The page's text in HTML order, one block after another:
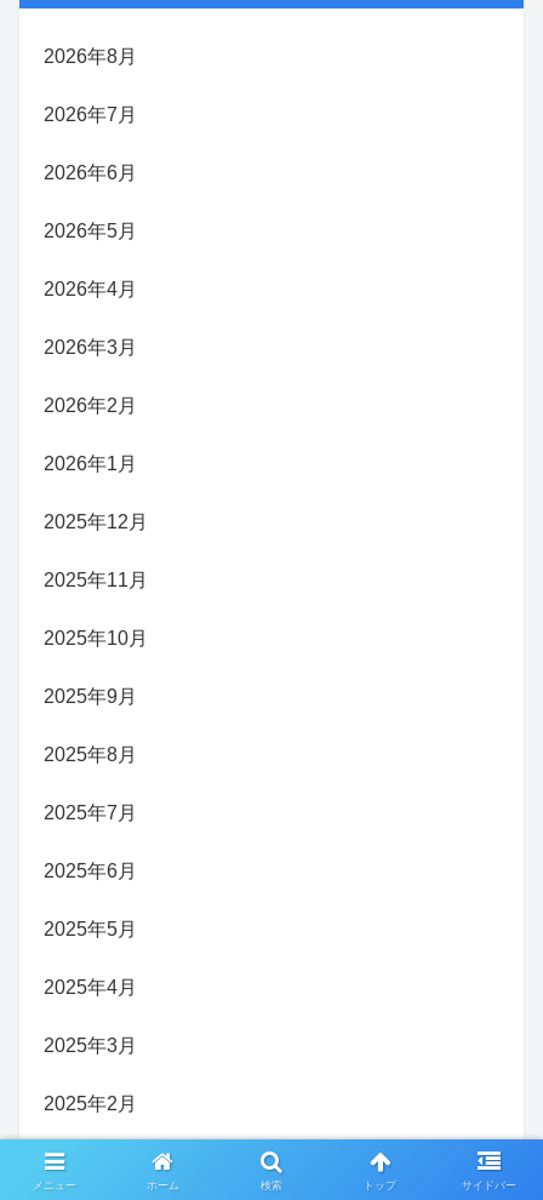
2026年8月
2026年7月
2026年6月
2026年5月
2026年4月
2026年3月
2026年2月
2026年1月
2025年12月
2025年11月
2025年10月
2025年9月
2025年8月
2025年7月
2025年6月
2025年5月
2025年4月
2025年3月
2025年2月
2025年1月
メニュー ホーム 検索 トップ サイドバー